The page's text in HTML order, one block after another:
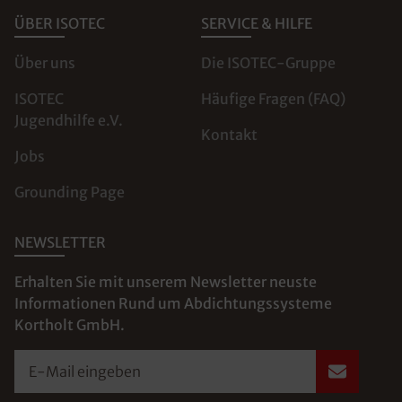
ÜBER ISOTEC
Über uns
ISOTEC
Jugendhilfe e.V.
Jobs
Grounding Page
SERVICE & HILFE
Die ISOTEC-Gruppe
Häufige Fragen (FAQ)
Kontakt
NEWSLETTER
Erhalten Sie mit unserem Newsletter neuste
Informationen Rund um Abdichtungssysteme
Kortholt GmbH.
E-Mail eingeben